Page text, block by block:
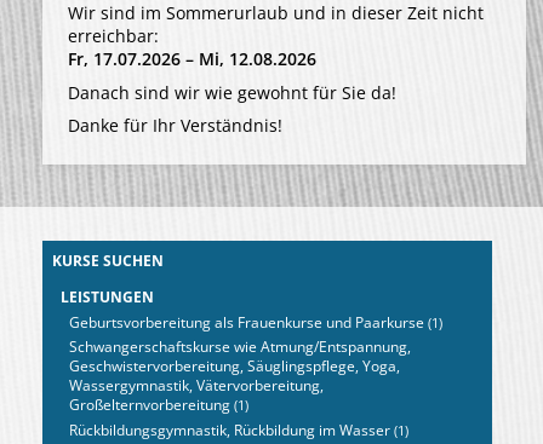
Wir sind im Sommerurlaub und in dieser Zeit nicht
erreichbar:
Fr, 17.07.2026 – Mi, 12.08.2026
Danach sind wir wie gewohnt für Sie da!
Danke für Ihr Verständnis!
KURSE SUCHEN
LEISTUNGEN
Geburtsvorbereitung als Frauenkurse und Paarkurse (1)
Schwangerschaftskurse wie Atmung/Entspannung,
Geschwistervorbereitung, Säuglingspflege, Yoga,
Wassergymnastik, Vätervorbereitung,
Großelternvorbereitung (1)
Rückbildungsgymnastik, Rückbildung im Wasser (1)